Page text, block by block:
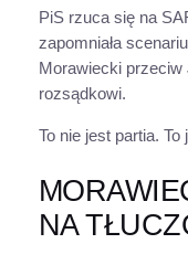
PiS rzuca się na
zapomniała
Morawiecki
rozsądkowi.
To nie jest partia. To
NA